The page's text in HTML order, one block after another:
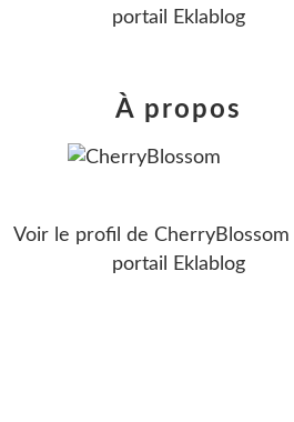
portail Eklablog
À propos
Voir le profil de CherryBlossom
portail Eklablog